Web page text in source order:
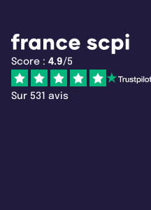
Score : 4.9/5
Sur 531 avis